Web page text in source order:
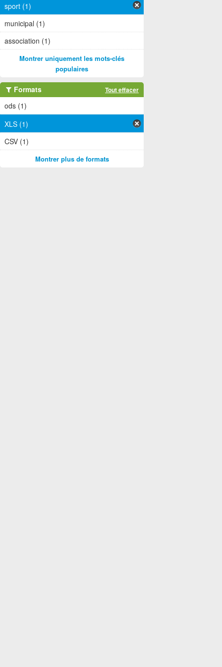
sport (1)
municipal (1)
association (1)
Montrer uniquement les mots-clés
populaires
Formats Tout effacer
ods (1)
XLS (1)
CSV (1)
Montrer plus de formats